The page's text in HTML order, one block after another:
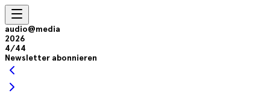
audio@media
2026
4/44
Newsletter abonnieren